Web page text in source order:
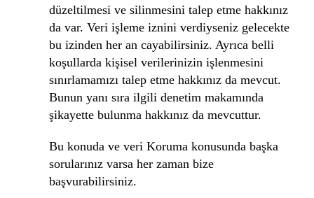
düzeltilmesi ve silinmesini talep etme hakkınız
da var. Veri işleme iznini verdiyseniz gelecekte
bu izinden her an cayabilirsiniz. Ayrıca belli
koşullarda kişisel verilerinizin işlenmesini
sınırlamamızı talep etme hakkınız da mevcut.
Bunun yanı sıra ilgili denetim makamında
şikayette bulunma hakkınız da mevcuttur.
Bu konuda ve veri Koruma konusunda başka
sorularınız varsa her zaman bize
başvurabilirsiniz.